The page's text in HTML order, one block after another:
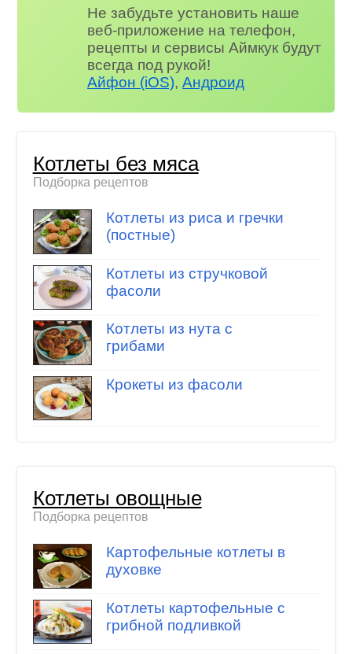
Не забудьте установить наше
веб-приложение на телефон,
рецепты и сервисы Аймкук будут
всегда под рукой!
Айфон (iOS),Андроид
Котлеты без мяса
Подборка рецептов
Котлеты из риса и гречки
(постные)
Котлеты из стручковой
фасоли
Котлеты из нута с
грибами
Крокеты из фасоли
Котлеты овощные
Подборка рецептов
Картофельные котлеты в
духовке
Котлеты картофельные с
грибной подливкой